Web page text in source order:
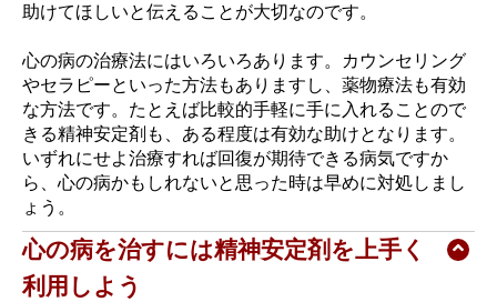
助けてほしいと伝えることが大切なのです。
心の病の治療法にはいろいろあります。カウンセリング
やセラピーといった方法もありますし、薬物療法も有効
な方法です。たとえば比較的手軽に手に入れることので
きる精神安定剤も、ある程度は有効な助けとなります。
いずれにせよ治療すれば回復が期待できる病気ですか
ら、心の病かもしれないと思った時は早めに対処しまし
ょう。
心の病を治すには精神安定剤を上手く
利用しよう